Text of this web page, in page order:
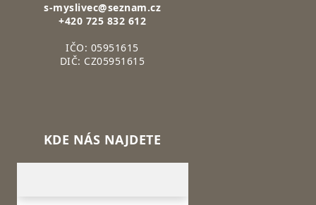
s-myslivec@seznam.cz
+420 725 832 612
IČO: 05951615
DIČ: CZ05951615
KDE NÁS NAJDETE